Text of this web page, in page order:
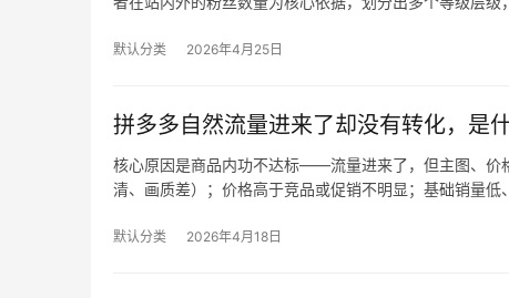
默认分类 2026年4月25日
拼多多自然流量进来了却没有转化，是
核心原因是商品内功不达标——流量进来了，但主图、价
清、画质差）；价格高于竞品或促销不明显；基础销量低
默认分类 2026年4月18日